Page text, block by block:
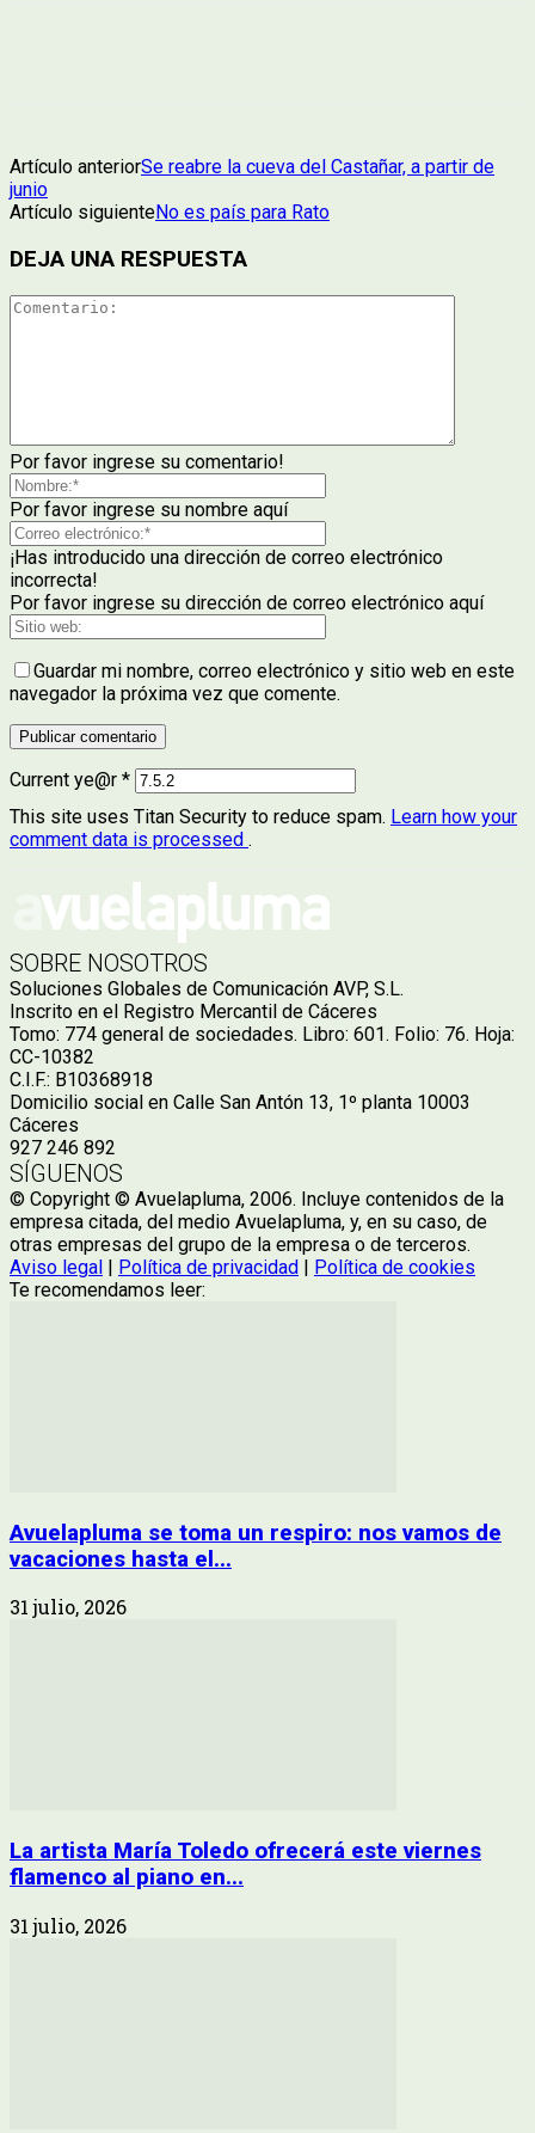
Artículo anteriorSe reabre la cueva del Castañar, a partir de
junio
Artículo siguienteNo es país para Rato
DEJA UNA RESPUESTA
Por favor ingrese su comentario!
Por favor ingrese su nombre aquí
¡Has introducido una dirección de correo electrónico
incorrecta!
Por favor ingrese su dirección de correo electrónico aquí
Guardar mi nombre, correo electrónico y sitio web en este
navegador la próxima vez que comente.
Current ye@r *
This site uses Titan Security to reduce spam. Learn how your
comment data is processed .
SOBRE NOSOTROS
Soluciones Globales de Comunicación AVP, S.L.
Inscrito en el Registro Mercantil de Cáceres
Tomo: 774 general de sociedades. Libro: 601. Folio: 76. Hoja:
CC-10382
C.I.F.: B10368918
Domicilio social en Calle San Antón 13, 1º planta 10003
Cáceres
927 246 892
SÍGUENOS
© Copyright © Avuelapluma, 2006. Incluye contenidos de la
empresa citada, del medio Avuelapluma, y, en su caso, de
otras empresas del grupo de la empresa o de terceros.
Aviso legal | Política de privacidad | Política de cookies
Te recomendamos leer:
Avuelapluma se toma un respiro: nos vamos de
vacaciones hasta el...
31 julio, 2026
La artista María Toledo ofrecerá este viernes
flamenco al piano en...
31 julio, 2026